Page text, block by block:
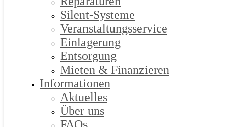
Silent-Systeme
Veranstaltungsservice
Einlagerung
Entsorgung
Mieten & Finanzieren
Informationen
Aktuelles
Über uns